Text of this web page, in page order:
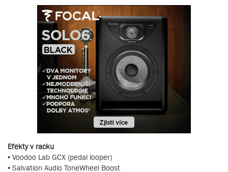
Efekty v racku
• Voodoo Lab GCX (pedal looper)
• Salvation Audio ToneWheel Boost